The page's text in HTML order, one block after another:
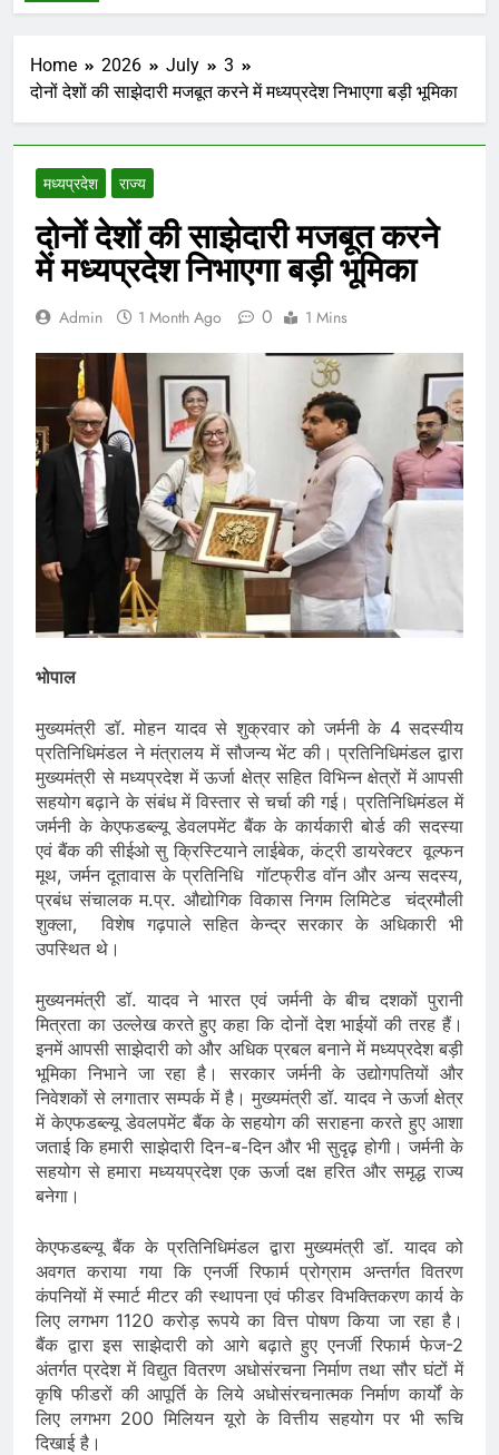
Home 2026 July
3
दोनों देशों की साझेदारी मजबूत करने में मध्यप्रदेश निभाएगा बड़ी भूमिका
मध्‍यप्रदेश राज्य
दोनों देशों की साझेदारी मजबूत करने
में मध्यप्रदेश निभाएगा बड़ी भूमिका
Admin 1 Month Ago 0 1 Mins
भोपाल
मुख्यमंत्री डॉ. मोहन यादव से शुक्रवार को जर्मनी के 4 सदस्यीय
प्रतिनिधिमंडल ने मंत्रालय में सौजन्य भेंट की। प्रतिनिधिमंडल द्वारा
मुख्यमंत्री से मध्यप्रदेश में ऊर्जा क्षेत्र सहित विभिन्न क्षेत्रों में आपसी
सहयोग बढ़ाने के संबंध में विस्तार से चर्चा की गई। प्रतिनिधिमंडल में
जर्मनी के केएफडब्ल्यू डेवलपमेंट बैंक के कार्यकारी बोर्ड की सदस्या
एवं बैंक की सीईओ सु क्रिस्टियाने लाईबेक, कंट्री डायरेक्टर वूल्फन
मूथ, जर्मन दूतावास के प्रतिनिधि गॉटफ्रीड वॉन और अन्य सदस्य,
प्रबंध संचालक म.प्र. औद्योगिक विकास निगम लिमिटेड चंद्रमौली
शुक्ला, विशेष गढ़पाले सहित केन्द्र सरकार के अधिकारी भी
उपस्थित थे।
मुख्यनमंत्री डॉ. यादव ने भारत एवं जर्मनी के बीच दशकों पुरानी
मित्रता का उल्लेख करते हुए कहा कि दोनों देश भाईयों की तरह हैं।
इनमें आपसी साझेदारी को और अधिक प्रबल बनाने में मध्यप्रदेश बड़ी
भूमिका निभाने जा रहा है। सरकार जर्मनी के उद्योगपतियों और
निवेशकों से लगातार सम्पर्क में है। मुख्यमंत्री डॉ. यादव ने ऊर्जा क्षेत्र
में केएफडब्ल्यू डेवलपमेंट बैंक के सहयोग की सराहना करते हुए आशा
जताई कि हमारी साझेदारी दिन-ब-दिन और भी सुदृढ़ होगी। जर्मनी के
सहयोग से हमारा मध्ययप्रदेश एक ऊर्जा दक्ष हरित और समृद्ध राज्य
बनेगा।
केएफडब्ल्यू बैंक के प्रतिनिधिमंडल द्वारा मुख्यमंत्री डॉ. यादव को
अवगत कराया गया कि एनर्जी रिफार्म प्रोग्राम अन्तर्गत वितरण
कंपनियों में स्मार्ट मीटर की स्थापना एवं फीडर विभक्तिकरण कार्य के
लिए लगभग 1120 करोड़ रूपये का वित्त पोषण किया जा रहा है।
बैंक द्वारा इस साझेदारी को आगे बढ़ाते हुए एनर्जी रिफार्म फेज-2
अंतर्गत प्रदेश में विद्युत वितरण अधोसंरचना निर्माण तथा सौर घंटों में
कृषि फीडरों की आपूर्ति के लिये अधोसंरचनात्मक निर्माण कार्यों के
लिए लगभग 200 मिलियन यूरो के वित्तीय सहयोग पर भी रूचि
दिखाई है।